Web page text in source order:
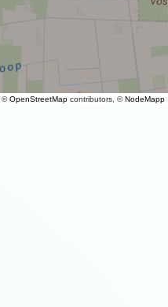
©OpenStreetMap contributors, ©NodeMapp